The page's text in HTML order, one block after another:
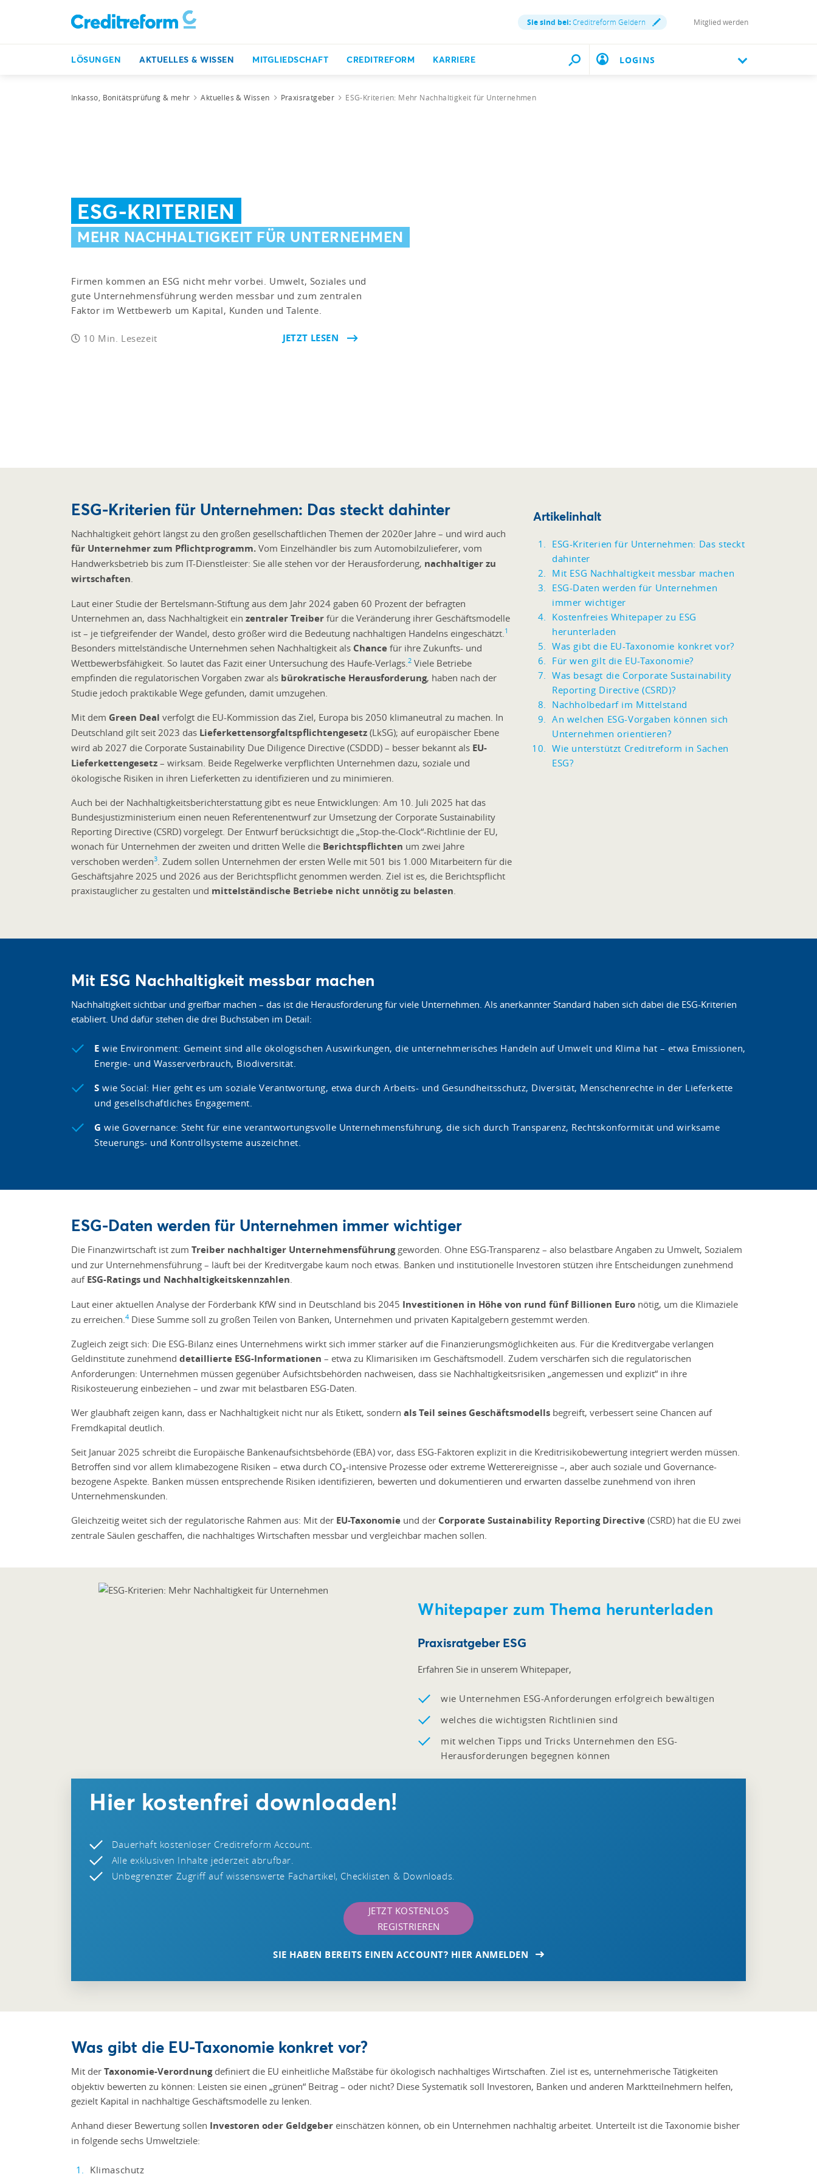
Sie sind bei:Creditreform Geldern Mitglied werden
LÖSUNGEN AKTUELLES & WISSEN MITGLIEDSCHAFT CREDITREFORM KARRIERE LOGINS
Inkasso, Bonitätsprüfung & mehr Aktuelles & Wissen Praxisratgeber ESG-Kriterien: Mehr Nachhaltigkeit für Unternehmen
ESG-KRITERIEN
MEHR NACHHALTIGKEIT FÜR UNTERNEHMEN
Firmen kommen an ESG nicht mehr vorbei. Umwelt, Soziales und
gute Unternehmensführung werden messbar und zum zentralen
Faktor im Wettbewerb um Kapital, Kunden und Talente.
10 Min. Lesezeit JETZT LESEN
ESG-Kriterien für Unternehmen: Das steckt dahinter
Nachhaltigkeit gehört längst zu den großen gesellschaftlichen Themen der 2020er Jahre – und wird auch
für Unternehmer zum Pflichtprogramm. Vom Einzelhändler bis zum Automobilzulieferer, vom
Handwerksbetrieb bis zum IT-Dienstleister: Sie alle stehen vor der Herausforderung, nachhaltiger zu
wirtschaften
Laut einer Studie der Bertelsmann-Stiftung aus dem Jahr 2024 gaben 60 Prozent der befragten
Unternehmen an, dass Nachhaltigkeit ein zentraler Treiber für die Veränderung ihrer Geschäftsmodelle
ist – je tiefgreifender der Wandel, desto größer wird die Bedeutung nachhaltigen Handelns eingeschätzt. 1
Besonders mittelständische Unternehmen sehen Nachhaltigkeit als Chance für ihre Zukunfts- und
Wettbewerbsfähigkeit. So lautet das Fazit einer Untersuchung des Haufe-Verlags. 2 Viele Betriebe
empfinden die regulatorischen Vorgaben zwar als bürokratische Herausforderung, haben nach der
Studie jedoch praktikable Wege gefunden, damit umzugehen.
Mit dem Green Deal verfolgt die EU-Kommission das Ziel, Europa bis 2050 klimaneutral zu machen. In
Deutschland gilt seit 2023 das Lieferkettensorgfaltspflichtengesetz (LkSG); auf europäischer Ebene
wird ab 2027 die Corporate Sustainability Due Diligence Directive (CSDDD) – besser bekannt als EU-
Lieferkettengesetz – wirksam. Beide Regelwerke verpflichten Unternehmen dazu, soziale und
ökologische Risiken in ihren Lieferketten zu identifizieren und zu minimieren.
Auch bei der Nachhaltigkeitsberichterstattung gibt es neue Entwicklungen: Am 10. Juli 2025 hat das
Bundesjustizministerium einen neuen Referentenentwurf zur Umsetzung der Corporate Sustainability
Reporting Directive (CSRD) vorgelegt. Der Entwurf berücksichtigt die „Stop-the-Clock“-Richtlinie der EU,
wonach für Unternehmen der zweiten und dritten Welle die Berichtspflichten um zwei Jahre
verschoben werden3 . Zudem sollen Unternehmen der ersten Welle mit 501 bis 1.000 Mitarbeitern für die
Geschäftsjahre 2025 und 2026 aus der Berichtspflicht genommen werden. Ziel ist es, die Berichtspflicht
praxistauglicher zu gestalten und mittelständische Betriebe nicht unnötig zu belasten
Artikelinhalt
ESG-Kriterien für Unternehmen: Das steckt
dahinter
Mit ESG Nachhaltigkeit messbar machen
ESG-Daten werden für Unternehmen
immer wichtiger
Kostenfreies Whitepaper zu ESG
herunterladen
Was gibt die EU-Taxonomie konkret vor?
Für wen gilt die EU-Taxonomie?
Was besagt die Corporate Sustainability
Reporting Directive (CSRD)?
Nachholbedarf im Mittelstand
An welchen ESG-Vorgaben können sich
Unternehmen orientieren?
Wie unterstützt Creditreform in Sachen
ESG?
Mit ESG Nachhaltigkeit messbar machen
Nachhaltigkeit sichtbar und greifbar machen – das ist die Herausforderung für viele Unternehmen. Als anerkannter Standard haben sich dabei die ESG-Kriterien
etabliert. Und dafür stehen die drei Buchstaben im Detail:
E wie Environment: Gemeint sind alle ökologischen Auswirkungen, die unternehmerisches Handeln auf Umwelt und Klima hat – etwa Emissionen,
Energie- und Wasserverbrauch, Biodiversität.
S wie Social: Hier geht es um soziale Verantwortung, etwa durch Arbeits- und Gesundheitsschutz, Diversität, Menschenrechte in der Lieferkette
und gesellschaftliches Engagement.
G wie Governance: Steht für eine verantwortungsvolle Unternehmensführung, die sich durch Transparenz, Rechtskonformität und wirksame
Steuerungs- und Kontrollsysteme auszeichnet.
ESG-Daten werden für Unternehmen immer wichtiger
Die Finanzwirtschaft ist zum Treiber nachhaltiger Unternehmensführunggeworden. Ohne ESG-Transparenz – also belastbare Angaben zu Umwelt, Sozialem
und zur Unternehmensführung – läuft bei der Kreditvergabe kaum noch etwas. Banken und institutionelle Investoren stützen ihre Entscheidungen zunehmend
auf ESG-Ratings und Nachhaltigkeitskennzahlen
Laut einer aktuellen Analyse der Förderbank KfW sind in Deutschland bis 2045 Investitionen in Höhe von rund fünf Billionen Euro nötig, um die Klimaziele
zu erreichen. 4 Diese Summe soll zu großen Teilen von Banken, Unternehmen und privaten Kapitalgebern gestemmt werden.
Zugleich zeigt sich: Die ESG-Bilanz eines Unternehmens wirkt sich immer stärker auf die Finanzierungsmöglichkeiten aus. Für die Kreditvergabe verlangen
Geldinstitute zunehmend detaillierte ESG-Informationen – etwa zu Klimarisiken im Geschäftsmodell. Zudem verschärfen sich die regulatorischen
Anforderungen: Unternehmen müssen gegenüber Aufsichtsbehörden nachweisen, dass sie Nachhaltigkeitsrisiken „angemessen und explizit“ in ihre
Risikosteuerung einbeziehen – und zwar mit belastbaren ESG-Daten.
Wer glaubhaft zeigen kann, dass er Nachhaltigkeit nicht nur als Etikett, sondern als Teil seines Geschäftsmodells begreift, verbessert seine Chancen auf
Fremdkapital deutlich.
Seit Januar 2025 schreibt die Europäische Bankenaufsichtsbehörde (EBA) vor, dass ESG-Faktoren explizit in die Kreditrisikobewertung integriert werden müssen.
Betroffen sind vor allem klimabezogene Risiken – etwa durch CO₂-intensive Prozesse oder extreme Wetterereignisse –, aber auch soziale und Governance-
bezogene Aspekte. Banken müssen entsprechende Risiken identifizieren, bewerten und dokumentieren und erwarten dasselbe zunehmend von ihren
Unternehmenskunden.
Gleichzeitig weitet sich der regulatorische Rahmen aus: Mit der EU-Taxonomie und der Corporate Sustainability Reporting Directive (CSRD) hat die EU zwei
zentrale Säulen geschaffen, die nachhaltiges Wirtschaften messbar und vergleichbar machen sollen.
Whitepaper zum Thema herunterladen
Praxisratgeber ESG
Erfahren Sie in unserem Whitepaper,
wie Unternehmen ESG-Anforderungen erfolgreich bewältigen
welches die wichtigsten Richtlinien sind
mit welchen Tipps und Tricks Unternehmen den ESG-
Herausforderungen begegnen können
Hier kostenfrei downloaden!
Dauerhaft kostenloser Creditreform Account.
Alle exklusiven Inhalte jederzeit abrufbar.
Unbegrenzter Zugriff auf wissenswerte Fachartikel, Checklisten & Downloads.
JETZT KOSTENLOS
REGISTRIEREN
SIE HABEN BEREITS EINEN ACCOUNT? HIER ANMELDEN
Was gibt die EU-Taxonomie konkret vor?
Mit der Taxonomie-Verordnungdefiniert die EU einheitliche Maßstäbe für ökologisch nachhaltiges Wirtschaften. Ziel ist es, unternehmerische Tätigkeiten
objektiv bewerten zu können: Leisten sie einen „grünen“ Beitrag – oder nicht? Diese Systematik soll Investoren, Banken und anderen Marktteilnehmern helfen,
gezielt Kapital in nachhaltige Geschäftsmodelle zu lenken.
Anhand dieser Bewertung sollen Investoren oder Geldgeber einschätzen können, ob ein Unternehmen nachhaltig arbeitet. Unterteilt ist die Taxonomie bisher
in folgende sechs Umweltziele:
Klimaschutz